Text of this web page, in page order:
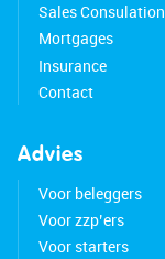
Sales Consulation
Mortgages
Insurance
Contact
Advies
Voor beleggers
Voor zzp’ers
Voor starters